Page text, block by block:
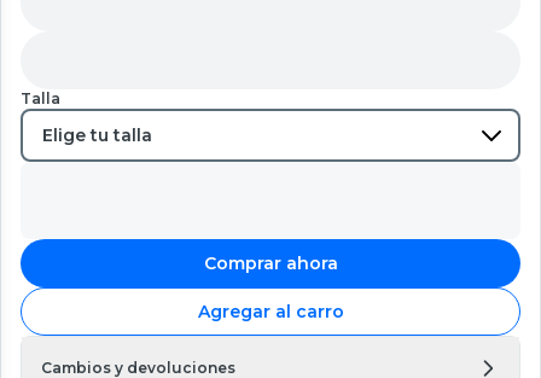
Talla
Comprar ahora
Agregar al carro
Cambios y devoluciones